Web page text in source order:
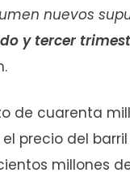
nuevos
y tercer
de cuarenta
precio del
millones